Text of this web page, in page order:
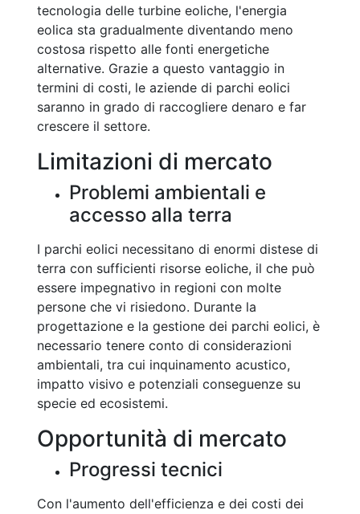
tecnologia delle turbine eoliche, l'energia
eolica sta gradualmente diventando meno
costosa rispetto alle fonti energetiche
alternative. Grazie a questo vantaggio in
termini di costi, le aziende di parchi eolici
saranno in grado di raccogliere denaro e far
crescere il settore.
Limitazioni di mercato
Problemi ambientali e
accesso alla terra
I parchi eolici necessitano di enormi distese di
terra con sufficienti risorse eoliche, il che può
essere impegnativo in regioni con molte
persone che vi risiedono. Durante la
progettazione e la gestione dei parchi eolici, è
necessario tenere conto di considerazioni
ambientali, tra cui inquinamento acustico,
impatto visivo e potenziali conseguenze su
specie ed ecosistemi.
Opportunità di mercato
Progressi tecnici
Con l'aumento dell'efficienza e dei costi dei